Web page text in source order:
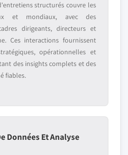
structurés couvre les
et mondiaux, avec des
dirigeants, directeurs et
Ces interactions fournissent
opérationnelles et
des insights complets et des
fiables.
Données Et Analyse